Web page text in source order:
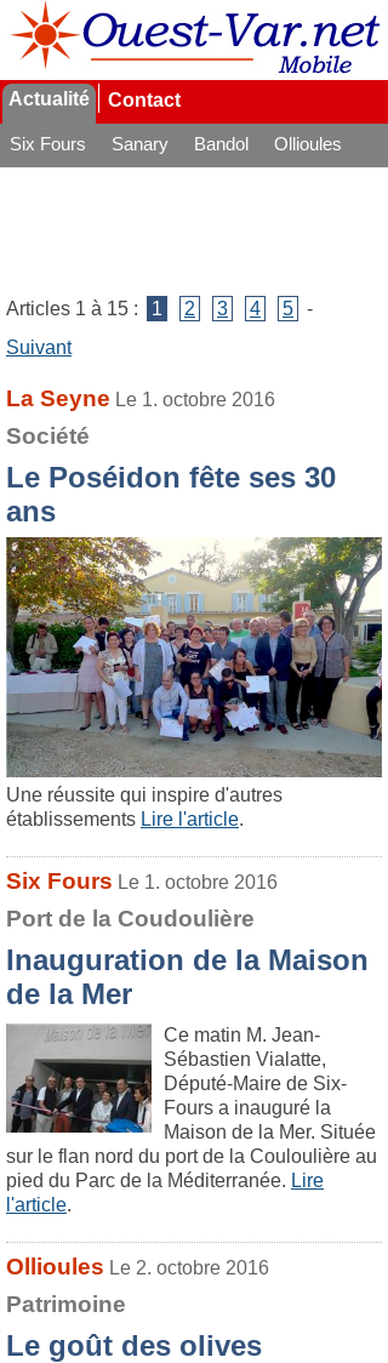
Actualité Contact
Six Fours Sanary Bandol
Ollioules
Articles 1 à 15 : 1 2 3 4 5
-
Suivant
La Seyne Le 1. octobre 2016
Société
Le Poséidon fête ses 30
ans
Une réussite qui inspire d'autres
établissements Lire l'article.
Six Fours Le 1. octobre 2016
Port de la Coudoulière
Inauguration de la Maison
de la Mer
Ce matin M. Jean-
Sébastien Vialatte,
Député-Maire de Six-
Fours a inauguré la
Maison de la Mer. Située
sur le flan nord du port de la Couloulière au
pied du Parc de la Méditerranée. Lire
l'article.
Ollioules Le 2. octobre 2016
Patrimoine
Le goût des olives